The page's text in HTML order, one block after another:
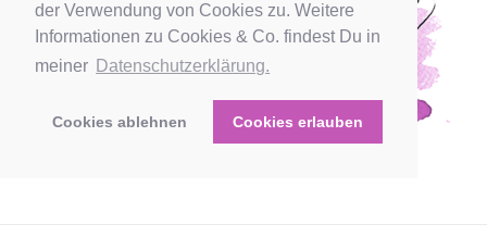
der Verwendung von Cookies zu. Weitere
Informationen zu Cookies & Co. findest Du in
meiner Datenschutzerklärung.
Cookies ablehnen Cookies erlauben